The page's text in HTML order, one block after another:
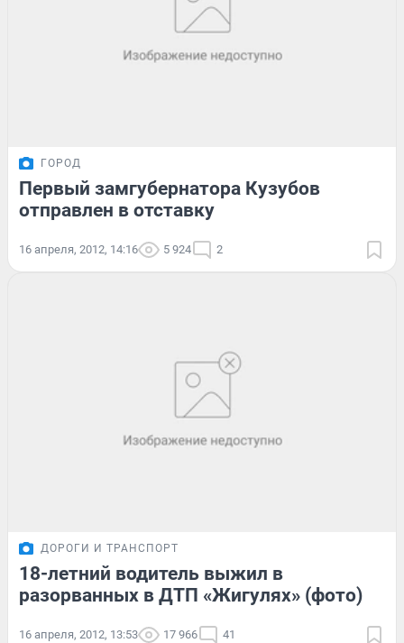
ГОРОД
Первый замгубернатора Кузубов
отправлен в отставку
16 апреля, 2012, 14:16 5 924 2
ДОРОГИ И ТРАНСПОРТ
18-летний водитель выжил в
разорванных в ДТП «Жигулях» (фото)
16 апреля, 2012, 13:53 17 966 41